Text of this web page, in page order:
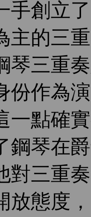
手創立
主的三
琴三重
份作為
一點確
鋼琴在
對三重
放態度